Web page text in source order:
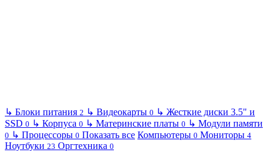
↳ Блоки питания 2 ↳ Видеокарты 0 ↳ Жесткие диски 3.5" и
SSD 0 ↳ Корпуса 0 ↳ Материнские платы 0 ↳ Модули памяти
0 ↳ Процессоры 0 Показать все Компьютеры 0 Мониторы 4
Ноутбуки 23 Оргтехника 0